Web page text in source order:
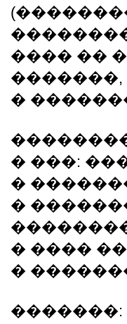
���� ��
�
� ���:
�
�
� ����
�
�������: